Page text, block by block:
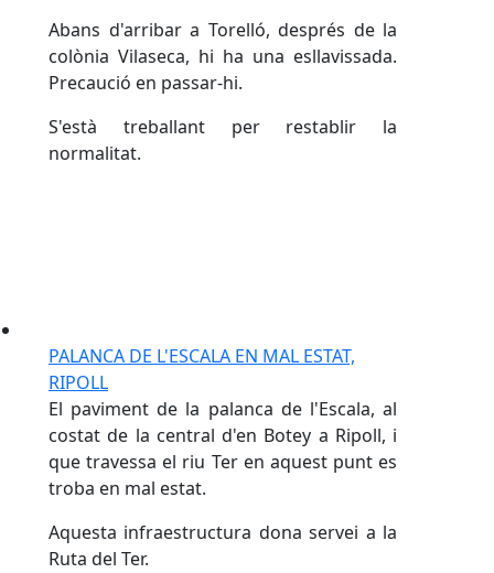
Abans d'arribar a Torelló, després de la
colònia Vilaseca, hi ha una esllavissada.
Precaució en passar-hi.
S'està treballant per restablir la
normalitat.
PALANCA DE L'ESCALA EN MAL ESTAT,
RIPOLL
El paviment de la palanca de l'Escala, al
costat de la central d'en Botey a Ripoll, i
que travessa el riu Ter en aquest punt es
troba en mal estat.
Aquesta infraestructura dona servei a la
Ruta del Ter.